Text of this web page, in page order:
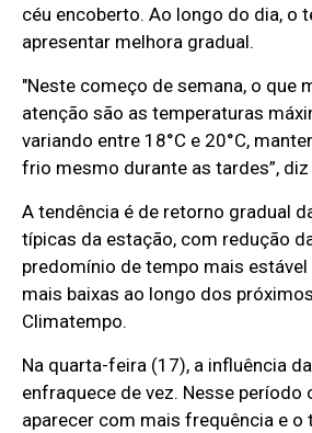
céu encoberto. Ao longo do dia, o
apresentar melhora gradual.
"Neste começo de semana, o que
atenção são as temperaturas
variando entre 18°C e 20°C,
frio mesmo durante as tardes”,
A tendência é de retorno gradual
típicas da estação, com redução
predomínio de tempo mais
mais baixas ao longo dos
Climatempo.
Na quarta-feira (17), a influência
enfraquece de vez. Nesse período
aparecer com mais frequência e o